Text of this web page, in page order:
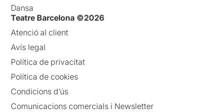
Dansa
Teatre Barcelona ©2026
Atenció al client
Avís legal
Política de privacitat
Política de cookies
Condicions d’ús
Comunicacions comercials i Newsletter